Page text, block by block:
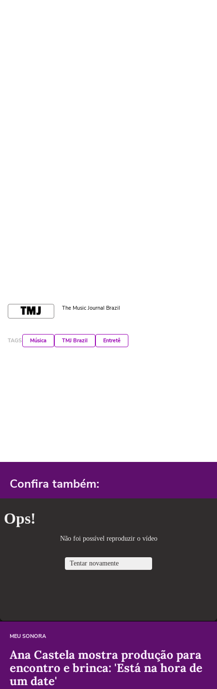
The Music Journal Brazil
TAGS Música TMJ Brazil Entretê
Confira também:
MEU SONORA
Ana Castela mostra produção para
encontro e brinca: 'Está na hora de
um date'